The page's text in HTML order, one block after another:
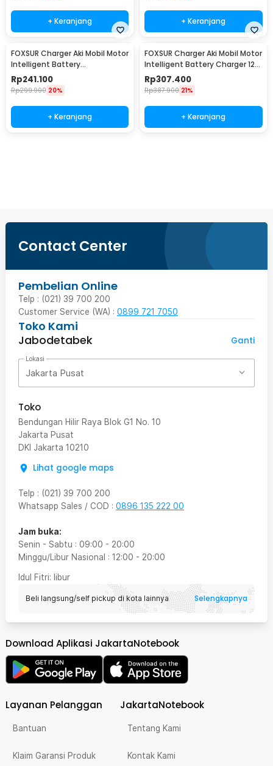
+ Keranjang + Keranjang
FOXSUR Charger Aki Mobil Motor
Intelligent Battery
Charger12/24V 10A -
FBC122410D
Rp241.100
Rp299.900 20%
+ Keranjang
FOXSUR Charger Aki Mobil Motor
Intelligent Battery Charger 12-
24V 12A - FBC122412D
Rp307.400
Rp387.900 21%
+ Keranjang
Contact Center
Pembelian Online
Telp : (021) 39 700 200
Customer Service (WA) : 0899 721 7050
Toko Kami
Jabodetabek
Ganti
Lokasi
Jakarta Pusat
Toko
Bendungan Hilir Raya Blok G1 No. 10
Jakarta Pusat
DKI Jakarta 10210
Lihat google maps
Telp : (021) 39 700 200
Whatsapp Sales / COD : 0896 135 222 00
Jam buka:
Senin - Sabtu : 09:00 - 20:00
Minggu/Libur Nasional : 12:00 - 20:00
Idul Fitri: libur
Beli langsung/self pickup di kota lainnya Selengkapnya
Download Aplikasi JakartaNotebook
Layanan Pelanggan
Bantuan
Klaim Garansi Produk
JakartaNotebook
Tentang Kami
Kontak Kami